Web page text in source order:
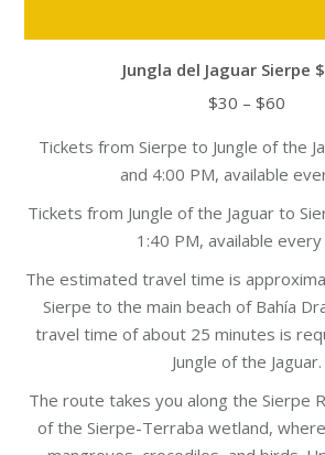
Jungla del Jaguar Sierpe
$30 – $60Price
$30
$60
Tickets from Sierpe to Jungle of the
and 4:00 PM, available
Tickets from Jungle of the Jaguar to
1:40 PM, available every
The estimated travel time is
Sierpe to the main beach of Bahía
travel time of about 25 minutes is
Jungle of the Jaguar.
The route takes you along the Sierpe
of the Sierpe-Terraba wetland,